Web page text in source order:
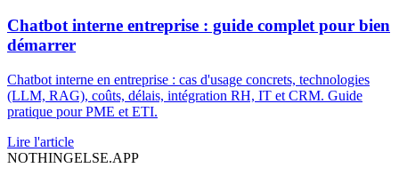
Chatbot interne entreprise : guide complet pour bien
démarrer
Chatbot interne en entreprise : cas d'usage concrets, technologies
(LLM, RAG), coûts, délais, intégration RH, IT et CRM. Guide
pratique pour PME et ETI.
Lire l'article
NOTHINGELSE.APP